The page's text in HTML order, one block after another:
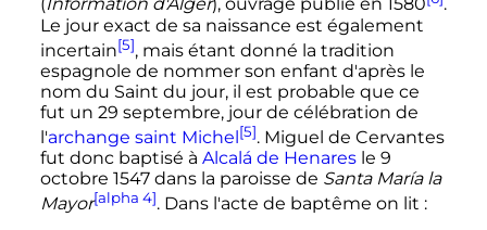
(Information d'Alger), ouvrage publié en 1580
.
Le jour exact de sa naissance est également
incertain[5], mais étant donné la tradition
espagnole de nommer son enfant d'après le
nom du Saint du jour, il est probable que ce
fut un 29 septembre, jour de célébration de
l'archange saint Michel [5]. Miguel de Cervantes
fut donc baptisé à Alcalá de Henaresle 9
octobre 1547dans la paroisse de Santa María la
Mayor[alpha 4]. Dans l'acte de baptême on lit :